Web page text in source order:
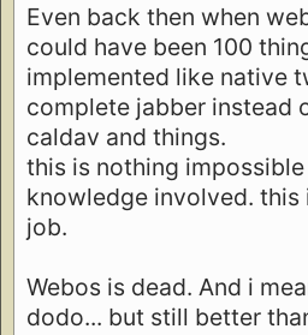
Even back then when
could have been 100
implemented like native
complete jabber instead
caldav and things.
this is nothing
knowledge involved. this
job.
Webos is dead. And i
dodo... but still better